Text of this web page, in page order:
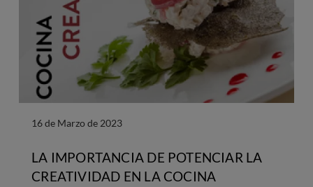
16 de Marzo de 2023
LA IMPORTANCIA DE POTENCIAR LA
CREATIVIDAD EN LA COCINA